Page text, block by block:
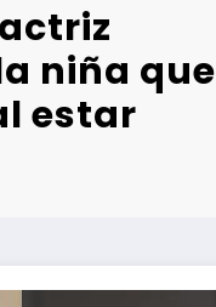
niña que
estar